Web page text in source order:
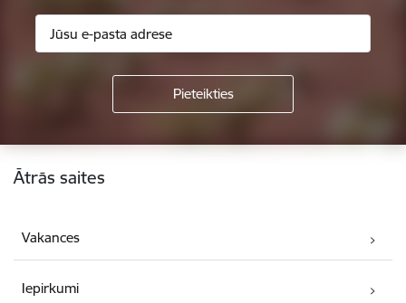
Kājene
Ātrās saites
Vakances
Iepirkumi